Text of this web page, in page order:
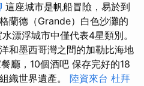
這座城市是帆船冒險，易於到
蘭德（Grande）白色沙灘的
漂浮城市中僅代表4星類別。
和墨西哥灣之間的加勒比海地
廳，10個酒吧 保存完好的18
織世界遺產。 陸資來台 杜拜